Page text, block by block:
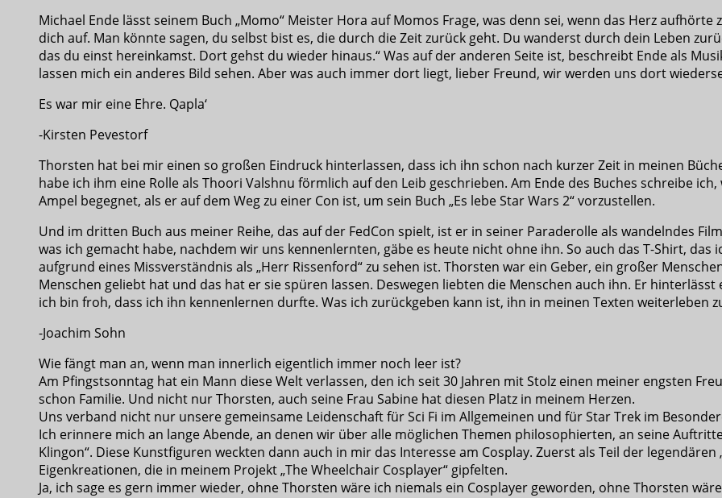
Michael Ende lässt seinem Buch „Momo“ Meister Hora auf Momos Frage, was denn sei, wenn das Herz
dich auf. Man könnte sagen, du selbst bist es, die durch die Zeit zurück geht. Du wanderst durch dein Leben
das du einst hereinkamst. Dort gehst du wieder hinaus.“ Was auf der anderen Seite ist, beschreibt Ende als
lassen mich ein anderes Bild sehen. Aber was auch immer dort liegt, lieber Freund, wir werden uns dort
Es war mir eine Ehre. Qapla‘
-Kirsten Pevestorf
Thorsten hat bei mir einen so großen Eindruck hinterlassen, dass ich ihn schon nach kurzer Zeit in meinen
habe ich ihm eine Rolle als Thoori Valshnu förmlich auf den Leib geschrieben. Am Ende des Buches schreibe
Ampel begegnet, als er auf dem Weg zu einer Con ist, um sein Buch „Es lebe Star Wars 2“ vorzustellen.
Und im dritten Buch aus meiner Reihe, das auf der FedCon spielt, ist er in seiner Paraderolle als wandelndes
was ich gemacht habe, nachdem wir uns kennenlernten, gäbe es heute nicht ohne ihn. So auch das T-Shirt,
aufgrund eines Missverständnis als „Herr Rissenford“ zu sehen ist. Thorsten war ein Geber, ein großer
Menschen geliebt hat und das hat er sie spüren lassen. Deswegen liebten die Menschen auch ihn. Er
ich bin froh, dass ich ihn kennenlernen durfte. Was ich zurückgeben kann ist, ihn in meinen Texten weiterleben
-Joachim Sohn
Wie fängt man an, wenn man innerlich eigentlich immer noch leer ist?
Am Pfingstsonntag hat ein Mann diese Welt verlassen, den ich seit 30 Jahren mit Stolz einen meiner engsten
schon Familie. Und nicht nur Thorsten, auch seine Frau Sabine hat diesen Platz in meinem Herzen.
Uns verband nicht nur unsere gemeinsame Leidenschaft für Sci Fi im Allgemeinen und für Star Trek im
Ich erinnere mich an lange Abende, an denen wir über alle möglichen Themen philosophierten, an seine
Klingon“. Diese Kunstfiguren weckten dann auch in mir das Interesse am Cosplay. Zuerst als Teil der
Eigenkreationen, die in meinem Projekt „The Wheelchair Cosplayer“ gipfelten.
Ja, ich sage es gern immer wieder, ohne Thorsten wäre ich niemals ein Cosplayer geworden, ohne Thorsten